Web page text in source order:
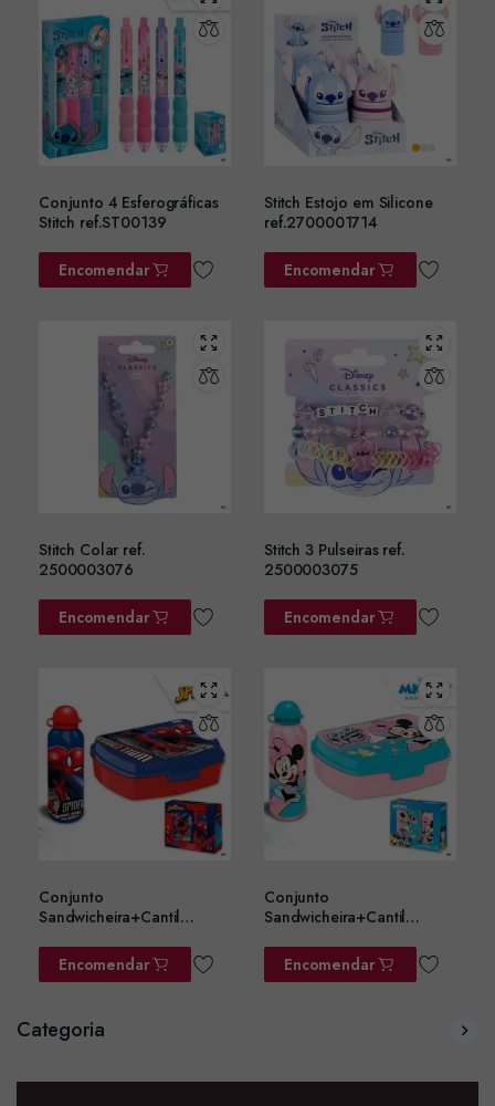
Conjunto 4 Esferográficas
Stitch ref.ST00139
Encomendar
Stitch Estojo em Silicone
ref.2700001714
Encomendar
Stitch Colar ref.
2500003076
Encomendar
Stitch 3 Pulseiras ref.
2500003075
Encomendar
Conjunto
Sandwicheira+Cantil
500ML Ref. SP50006
Encomendar
Conjunto
Sandwicheira+Cantil
Ref. MN30011
Encomendar
Categoria